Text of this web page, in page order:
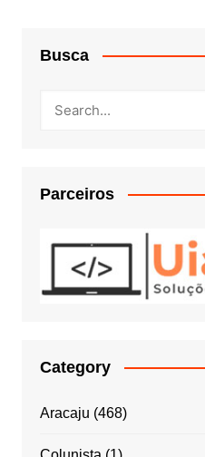
Busca
Parceiros
Category
Aracaju (468)